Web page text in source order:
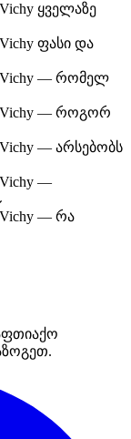
ყველაზე
ფასი და
Vichy — რომელ
Vichy — როგორ
Vichy — არსებობს
Vichy —
Vichy — რა